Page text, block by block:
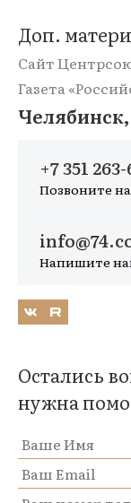
Доп.
Сайт
Газета
Челябинск,
+7 351
Позвоните
Напишите
Остались
нужна